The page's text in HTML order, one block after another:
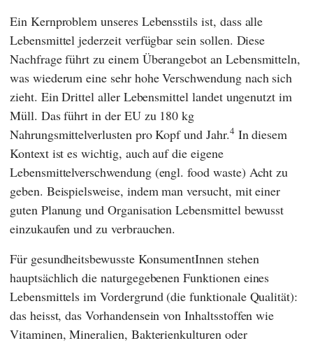
Ein Kernproblem unseres Lebensstils ist, dass alle
Lebensmittel jederzeit verfügbar sein sollen. Diese
Nachfrage führt zu einem Überangebot an Lebensmitteln,
was wiederum eine sehr hohe Verschwendung nach sich
zieht. Ein Drittel aller Lebensmittel landet ungenutzt im
Müll. Das führt in der EUzu 180 kg
Nahrungsmittelverlusten pro Kopf und Jahr.4 In diesem
Kontext ist es wichtig, auch auf die eigene
Lebensmittelverschwendung (engl. food waste) Acht zu
geben. Beispielsweise, indem man versucht, mit einer
guten Planung und Organisation Lebensmittel bewusst
einzukaufen und zu verbrauchen.
Für gesundheitsbewusste KonsumentInnen stehen
hauptsächlich die naturgegebenen Funktionen eines
Lebensmittels im Vordergrund (die funktionale Qualität):
das heisst, das Vorhandensein von Inhaltsstoffen wie
Vitaminen, Mineralien, Bakterienkulturen oder